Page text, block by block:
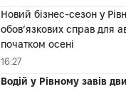
Новий бізнес-сезон у
обов’язкових справ для
початком осені
16:27
Водій у Рівному завів